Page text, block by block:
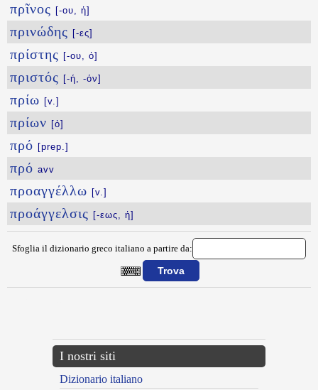
πρῖνος [-ου, ἡ]
πρινώδης [-ες]
πρίστης [-ου, ὁ]
πριστός [-ή, -όν]
πρίω [v.]
πρίων [ὁ]
πρό [prep.]
πρό avv
προαγγέλλω [v.]
προάγγελσις [-εως, ἡ]
Sfoglia il dizionario greco italiano a partire da:
I nostri siti
Dizionario italiano